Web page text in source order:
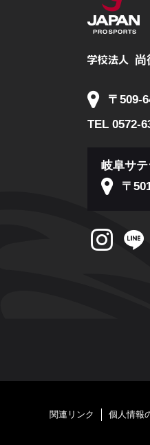
〒509-
TEL 0572-
岐阜サテ
〒
関連リンク 個人情報